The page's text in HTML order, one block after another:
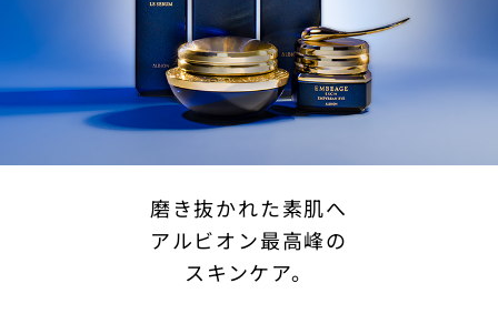
磨き抜かれた素肌へ
アルビオン最高峰の
スキンケア。